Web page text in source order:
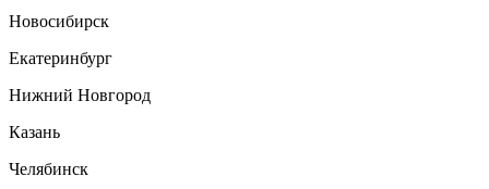
Новосибирск
Екатеринбург
Нижний Новгород
Казань
Челябинск